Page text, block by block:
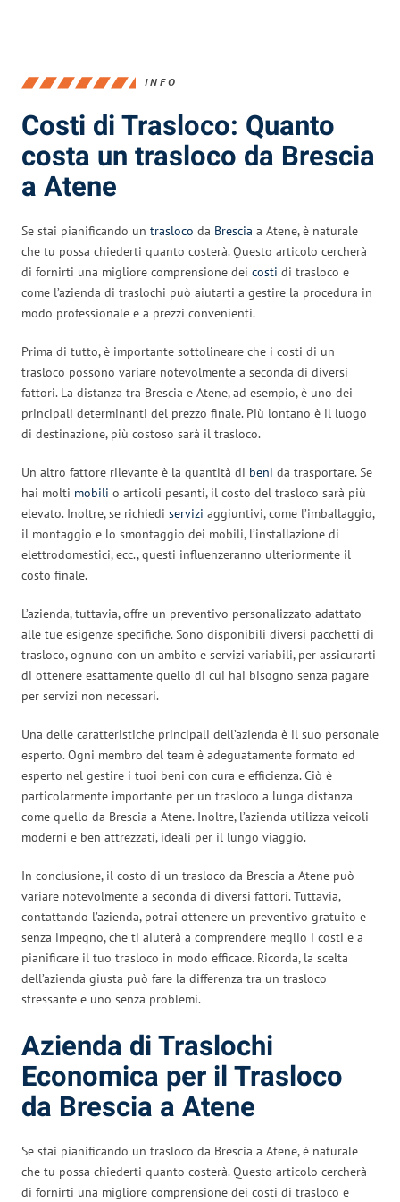
INFO
Costi di Trasloco: Quanto
costa un trasloco da Brescia
a Atene
Se stai pianificando un trasloco da Brescia a Atene, è naturale
che tu possa chiederti quanto costerà. Questo articolo cercherà
di fornirti una migliore comprensione dei costi di trasloco e
come l’azienda di traslochi può aiutarti a gestire la procedura in
modo professionale e a prezzi convenienti.
Prima di tutto, è importante sottolineare che i costi di un
trasloco possono variare notevolmente a seconda di diversi
fattori. La distanza tra Brescia e Atene, ad esempio, è uno dei
principali determinanti del prezzo finale. Più lontano è il luogo
di destinazione, più costoso sarà il trasloco.
Un altro fattore rilevante è la quantità di beni da trasportare. Se
hai molti mobili o articoli pesanti, il costo del trasloco sarà più
elevato. Inoltre, se richiedi servizi aggiuntivi, come l’imballaggio,
il montaggio e lo smontaggio dei mobili, l’installazione di
elettrodomestici, ecc., questi influenzeranno ulteriormente il
costo finale.
L’azienda, tuttavia, offre un preventivo personalizzato adattato
alle tue esigenze specifiche. Sono disponibili diversi pacchetti di
trasloco, ognuno con un ambito e servizi variabili, per assicurarti
di ottenere esattamente quello di cui hai bisogno senza pagare
per servizi non necessari.
Una delle caratteristiche principali dell’azienda è il suo personale
esperto. Ogni membro del team è adeguatamente formato ed
esperto nel gestire i tuoi beni con cura e efficienza. Ciò è
particolarmente importante per un trasloco a lunga distanza
come quello da Brescia a Atene. Inoltre, l’azienda utilizza veicoli
moderni e ben attrezzati, ideali per il lungo viaggio.
In conclusione, il costo di un trasloco da Brescia a Atene può
variare notevolmente a seconda di diversi fattori. Tuttavia,
contattando l’azienda, potrai ottenere un preventivo gratuito e
senza impegno, che ti aiuterà a comprendere meglio i costi e a
pianificare il tuo trasloco in modo efficace. Ricorda, la scelta
dell’azienda giusta può fare la differenza tra un trasloco
stressante e uno senza problemi.
Azienda di Traslochi
Economica per il Trasloco
da Brescia a Atene
Se stai pianificando un trasloco da Brescia a Atene, è naturale
che tu possa chiederti quanto costerà. Questo articolo cercherà
di fornirti una migliore comprensione dei costi di trasloco e